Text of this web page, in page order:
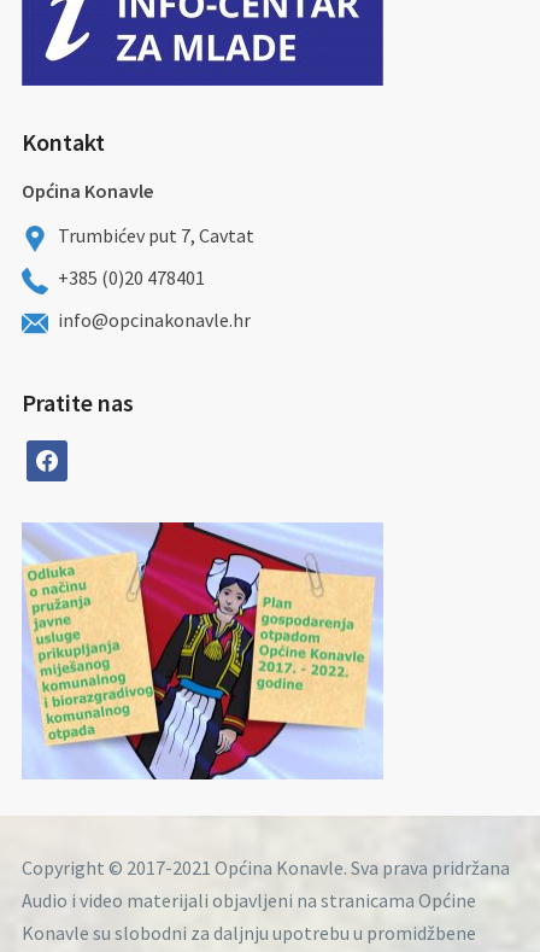
Kontakt
Općina Konavle
Trumbićev put 7, Cavtat
+385 (0)20 478401
info@opcinakonavle.hr
Pratite nas
facebook
Copyright © 2017-2021 Općina Konavle. Sva prava pridržana
Audio i video materijali objavljeni na stranicama Općine
Konavle su slobodni za daljnju upotrebu u promidžbene